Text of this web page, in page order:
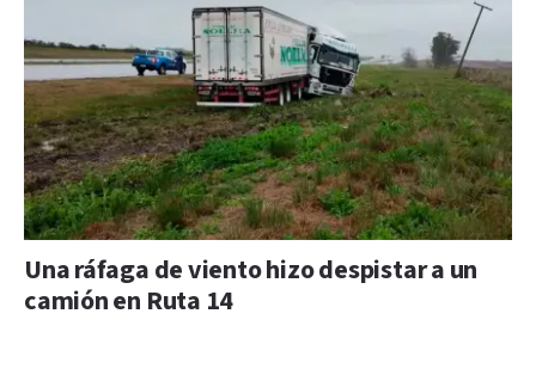
Una ráfaga de viento hizo despistar a un
camión en Ruta 14